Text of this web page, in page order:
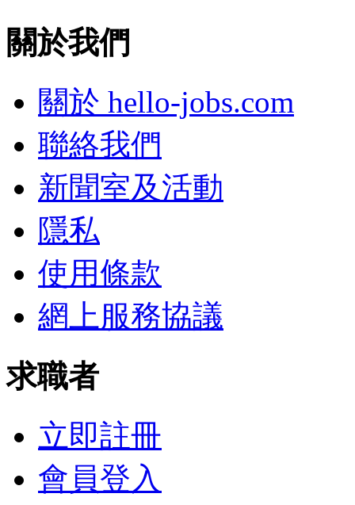
關於我們
關於 hello-jobs.com
聯絡我們
新聞室及活動
隱私
使用條款
網上服務協議
求職者
立即註冊
會員登入